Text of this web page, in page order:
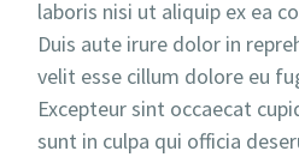
laboris nisi ut aliquip ex ea
Duis aute irure dolor in
velit esse cillum dolore eu
Excepteur sint occaecat
sunt in culpa qui officia